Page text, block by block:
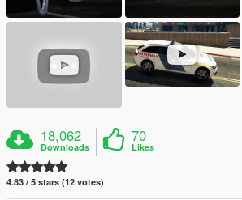
18,062
Downloads
70
Likes
4.83 / 5 stars (12 votes)